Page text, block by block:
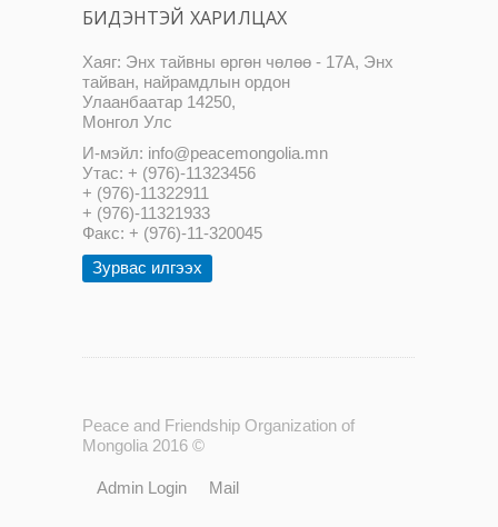
БИДЭНТЭЙ ХАРИЛЦАХ
Хаяг: Энх тайвны өргөн чөлөө - 17А, Энх
тайван, найрамдлын ордон
Улаанбаатар 14250,
Монгол Улс
И-мэйл: info@peacemongolia.mn
Утас: + (976)-11323456
+ (976)-11322911
+ (976)-11321933
Факс: + (976)-11-320045
Зурвас илгээх
Peace and Friendship Organization of
Mongolia 2016 ©
Admin Login Mail